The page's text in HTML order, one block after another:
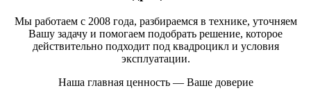
Мы работаем с 2008 года, разбираемся в технике, уточняем
Вашу задачу и помогаем подобрать решение, которое
действительно подходит под квадроцикл и условия
эксплуатации.
Наша главная ценность — Ваше доверие